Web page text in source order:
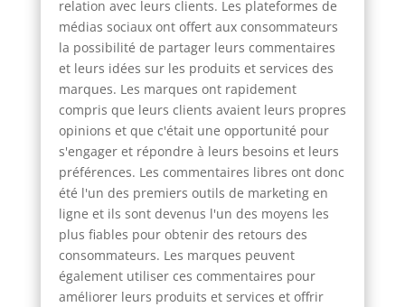
relation avec leurs clients. Les plateformes de
médias sociaux ont offert aux consommateurs
la possibilité de partager leurs commentaires
et leurs idées sur les produits et services des
marques. Les marques ont rapidement
compris que leurs clients avaient leurs propres
opinions et que c'était une opportunité pour
s'engager et répondre à leurs besoins et leurs
préférences. Les commentaires libres ont donc
été l'un des premiers outils de marketing en
ligne et ils sont devenus l'un des moyens les
plus fiables pour obtenir des retours des
consommateurs. Les marques peuvent
également utiliser ces commentaires pour
améliorer leurs produits et services et offrir